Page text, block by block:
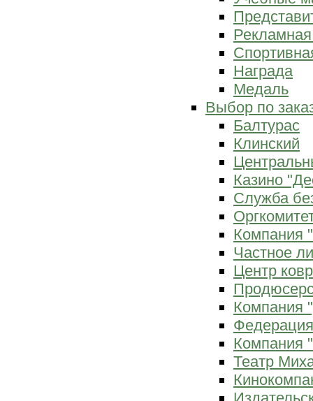
Награда
Медаль
Выбор по
Балтурас
Клинский
Казино
Служба
Компания
Частное
Центр
Компания
Компания
Театр